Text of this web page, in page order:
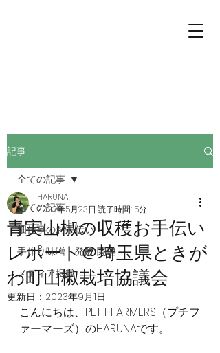
記事
全ての記事
畑仕事のお手伝い
手作り味噌・発酵 関連
メディア掲載
全ての記事
青実山椒の収穫お手伝い
レポート＠埼玉県ときが
わ町山椒栽培協議会
HARUNA
2023年5月23日 読了時間: 5分
更新日： 2023年9月1日
こんにちは、PETIT FARMERS（プチフ
ァーマーズ）のHARUNAです。